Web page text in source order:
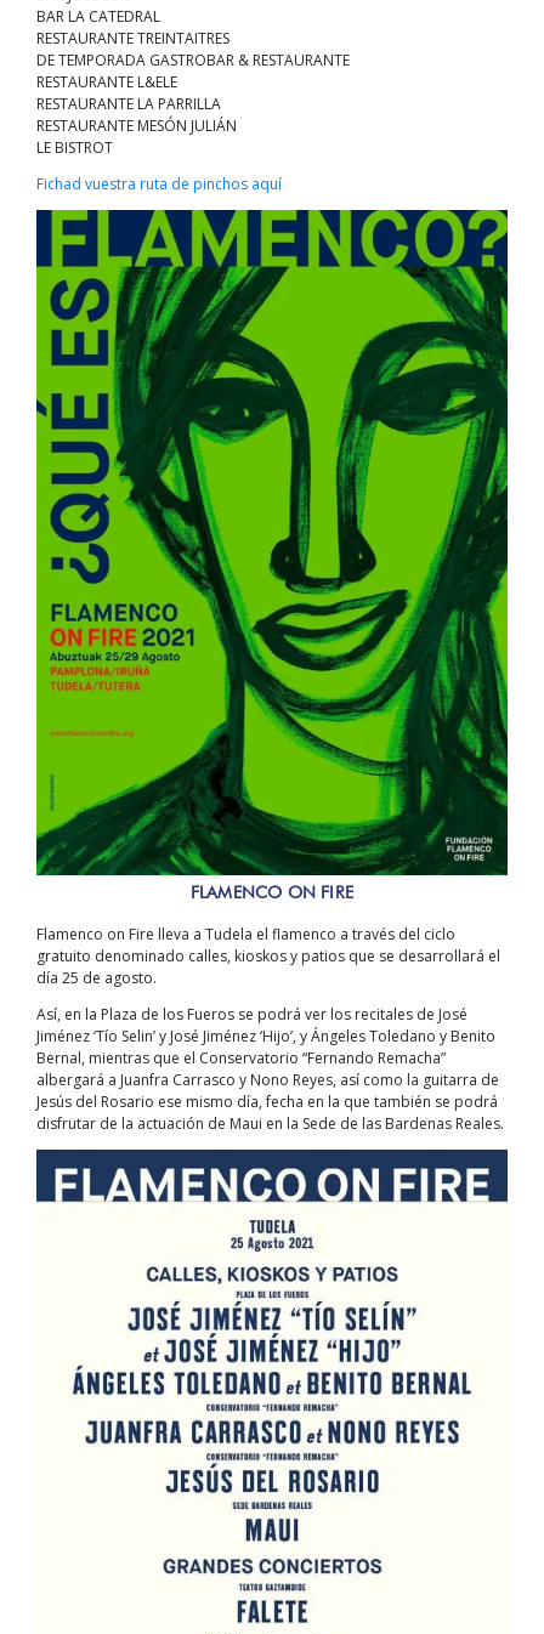
BAR LA CATEDRAL
RESTAURANTE TREINTAITRES
DE TEMPORADA GASTROBAR & RESTAURANTE
RESTAURANTE L&ELE
RESTAURANTE LA PARRILLA
RESTAURANTE MESÓN JULIÁN
LE BISTROT
Fichad vuestra ruta de pinchos aquí
FLAMENCO ON FIRE
Flamenco on Fire lleva a Tudela el flamenco a través del ciclo
gratuito denominado calles, kioskos y patios que se desarrollará el
día 25 de agosto.
Así, en la Plaza de los Fueros se podrá ver los recitales de José
Jiménez ‘Tío Selin’ y José Jiménez ‘Hijo’, y Ángeles Toledano y Benito
Bernal, mientras que el Conservatorio “Fernando Remacha”
albergará a Juanfra Carrasco y Nono Reyes, así como la guitarra de
Jesús del Rosario ese mismo día, fecha en la que también se podrá
disfrutar de la actuación de Maui en la Sede de las Bardenas Reales.